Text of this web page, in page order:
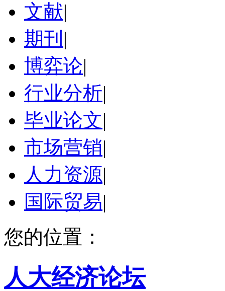
文献|
期刊 |
博弈论|
行业分析|
毕业论文|
市场营销|
人力资源|
国际贸易|
您的位置：
人大经济论坛